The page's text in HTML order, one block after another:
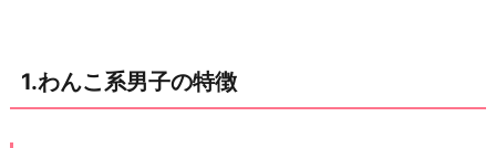
い
る
1.わんこ系男子の特徴